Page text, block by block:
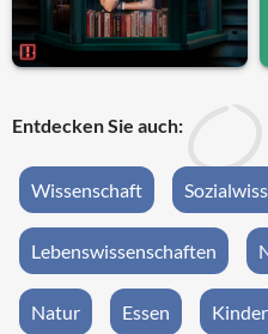
Entdecken Sie auch:
Wissenschaft
Lebenswissenschaften
Natur Essen